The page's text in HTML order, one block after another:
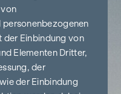
der Einbindung von
Elementen Dritter,
der
der Einbindung